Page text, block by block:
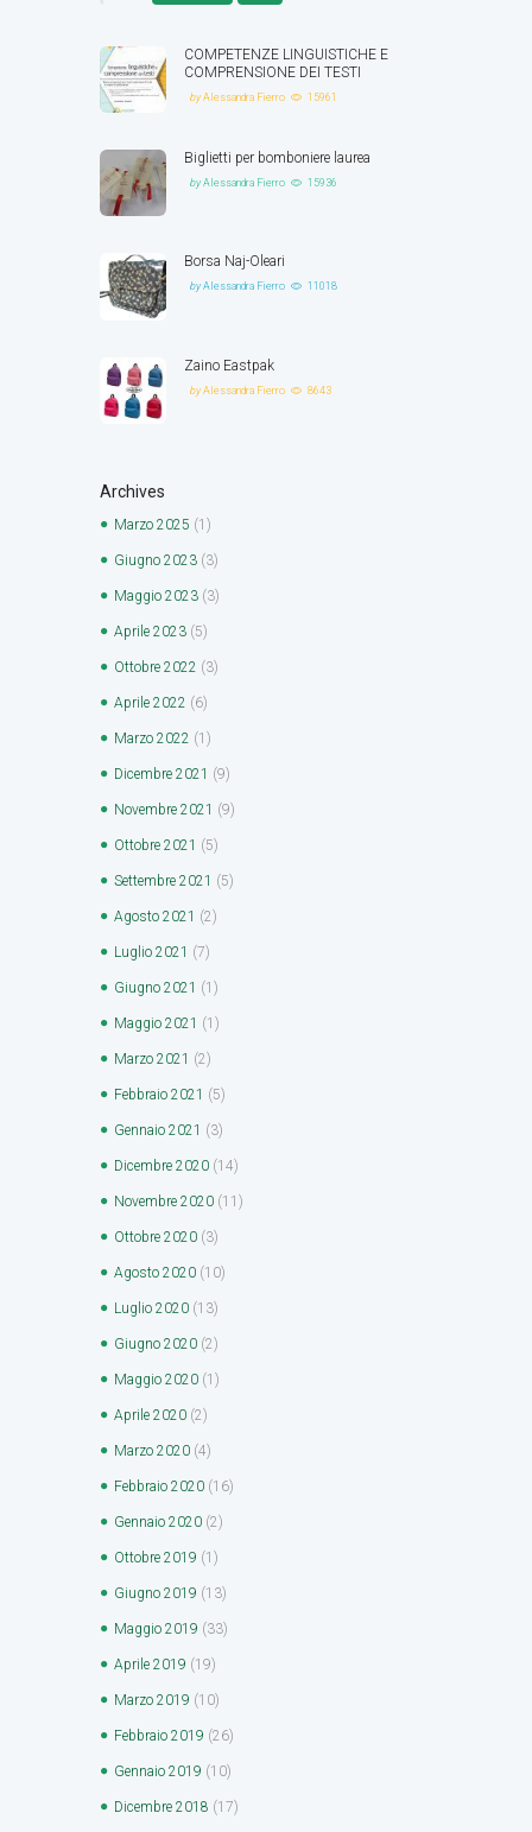
COMPETENZE LINGUISTICHE E
COMPRENSIONE DEI TESTI
byAlessandra Fierro 15961
Biglietti per bomboniere laurea
byAlessandra Fierro 15936
Borsa Naj-Oleari
byAlessandra Fierro 11018
Zaino Eastpak
byAlessandra Fierro 8643
Archives
Marzo 2025 (1)
Giugno 2023 (3)
Maggio 2023 (3)
Aprile 2023 (5)
Ottobre 2022 (3)
Aprile 2022 (6)
Marzo 2022 (1)
Dicembre 2021 (9)
Novembre 2021 (9)
Ottobre 2021 (5)
Settembre 2021 (5)
Agosto 2021 (2)
Luglio 2021 (7)
Giugno 2021 (1)
Maggio 2021 (1)
Marzo 2021 (2)
Febbraio 2021 (5)
Gennaio 2021 (3)
Dicembre 2020 (14)
Novembre 2020 (11)
Ottobre 2020 (3)
Agosto 2020 (10)
Luglio 2020 (13)
Giugno 2020 (2)
Maggio 2020 (1)
Aprile 2020 (2)
Marzo 2020 (4)
Febbraio 2020 (16)
Gennaio 2020 (2)
Ottobre 2019 (1)
Giugno 2019 (13)
Maggio 2019 (33)
Aprile 2019 (19)
Marzo 2019 (10)
Febbraio 2019 (26)
Gennaio 2019 (10)
Dicembre 2018 (17)